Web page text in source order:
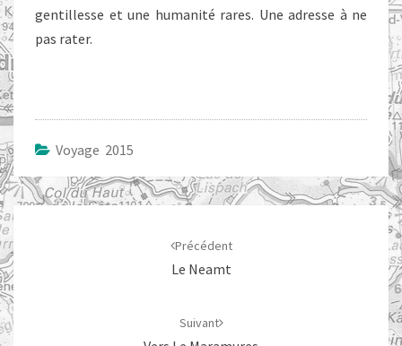
gentillesse et une humanité rares. Une adresse à ne
pas rater.
Voyage 2015
Navigation
d'article
Précédent
Le Neamt
Suivant